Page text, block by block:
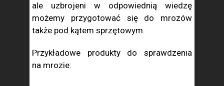
ale uzbrojeni w odpowiednią wiedzę
możemy przygotować się do mrozów
także pod kątem sprzętowym.
Przykładowe produkty do sprawdzenia
na mrozie: